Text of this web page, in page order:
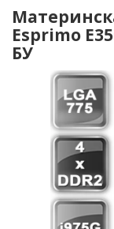
Esprimo
БУ